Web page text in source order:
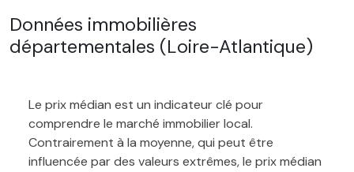
Données immobilières
départementales (Loire-Atlantique)
Le prix médian est un indicateur clé pour
comprendre le marché immobilier local.
Contrairement à la moyenne, qui peut être
influencée par des valeurs extrêmes, le prix médian